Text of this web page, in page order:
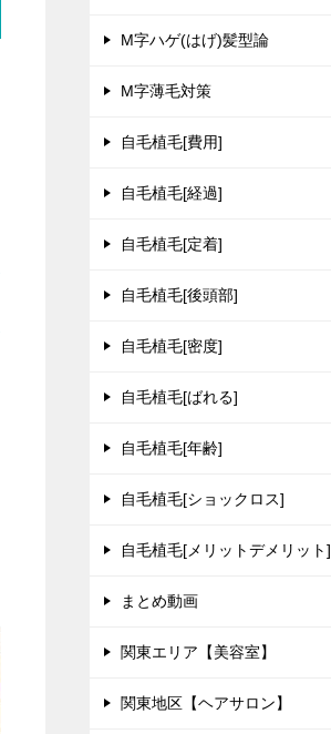
M字ハゲ(はげ)髪型論
M字薄毛対策
自毛植毛[費用]
自毛植毛[経過]
自毛植毛[定着]
自毛植毛[後頭部]
自毛植毛[密度]
自毛植毛[ばれる]
自毛植毛[年齢]
自毛植毛[ショックロス]
自毛植毛[メリットデメリット]
まとめ動画
関東エリア【美容室】
関東地区【ヘアサロン】